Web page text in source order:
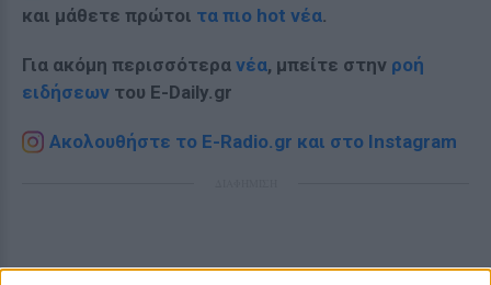
και μάθετε πρώτοι τα πιο hot νέα.
Για ακόμη περισσότερα νέα, μπείτε στην ροή
ειδήσεων του E-Daily.gr
Ακολουθήστε το E-Radio.gr και στο Instagram